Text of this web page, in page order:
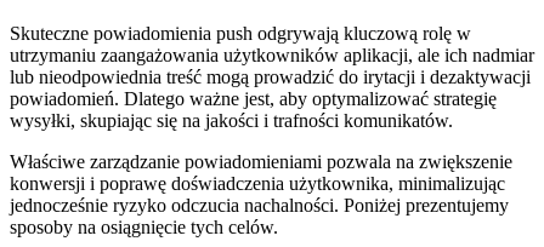
Skuteczne powiadomienia push odgrywają kluczową rolę w
utrzymaniu zaangażowania użytkowników aplikacji, ale ich nadmiar
lub nieodpowiednia treść mogą prowadzić do irytacji i dezaktywacji
powiadomień. Dlatego ważne jest, aby optymalizować strategię
wysyłki, skupiając się na jakości i trafności komunikatów.
Właściwe zarządzanie powiadomieniami pozwala na zwiększenie
konwersji i poprawę doświadczenia użytkownika, minimalizując
jednocześnie ryzyko odczucia nachalności. Poniżej prezentujemy
sposoby na osiągnięcie tych celów.